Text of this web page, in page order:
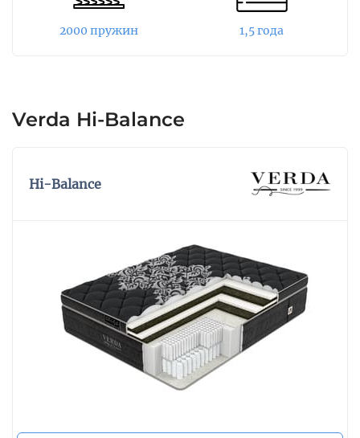
Верхний слой матраса выполнен из
2000 пружин 1,5 года
Verda Hi-Balance
Hi-Balance